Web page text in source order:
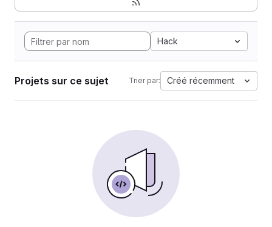
Hack
Projets sur ce sujet Trier par: Créé récemment